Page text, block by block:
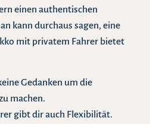
einen authentischen
kann durchaus sagen, eine
mit privatem Fahrer bietet
Gedanken um die
machen.
gibt dir auch Flexibilität.